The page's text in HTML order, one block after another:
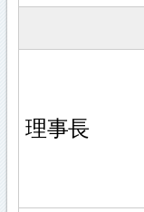
理事長